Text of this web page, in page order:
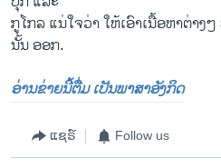
ກູໂກລ ແນ່ໃຈວ່າ ໃຫ້ເອົາເນື້ອຫາຕ່າງ
ນັ້ນ ອອກ.
ອ່ານຂ່າຍນີ້ຕື່ມ ເປັນພາສາອັງກິດ
ແຊຣ໌ Follow us